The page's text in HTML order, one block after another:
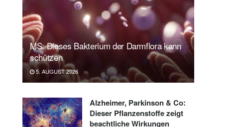
MS: Dieses Bakterium der Darmflora kann
schützen
5. AUGUST 2026
Alzheimer, Parkinson & Co:
Dieser Pflanzenstoffe zeigt
beachtliche Wirkungen